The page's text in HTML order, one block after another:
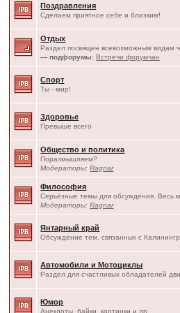
Поздравления
Сделаем приятное себе и близким!
Отдых
Раздел посвящен всевозможным видам
— подфорумы: Встречи форумчан
Спорт
Ты - мир!
Здоровье
Превыше всего
Общество и политика
Поразмышляем?
Модераторы:Ragnar
Философия
Серьёзные темы для обсуждения. Весь
Модераторы:Ragnar
Янтарный край
Обсуждение тем, связанных с
Автомобили и Мотоциклы
Раздел для счастливых обладателей
Юмор
Анекдоты, байки, картинки и др.